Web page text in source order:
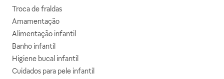
Troca de fraldas
Amamentação
Alimentação infantil
Banho infantil
Higiene bucal infantil
Cuidados para pele infantil